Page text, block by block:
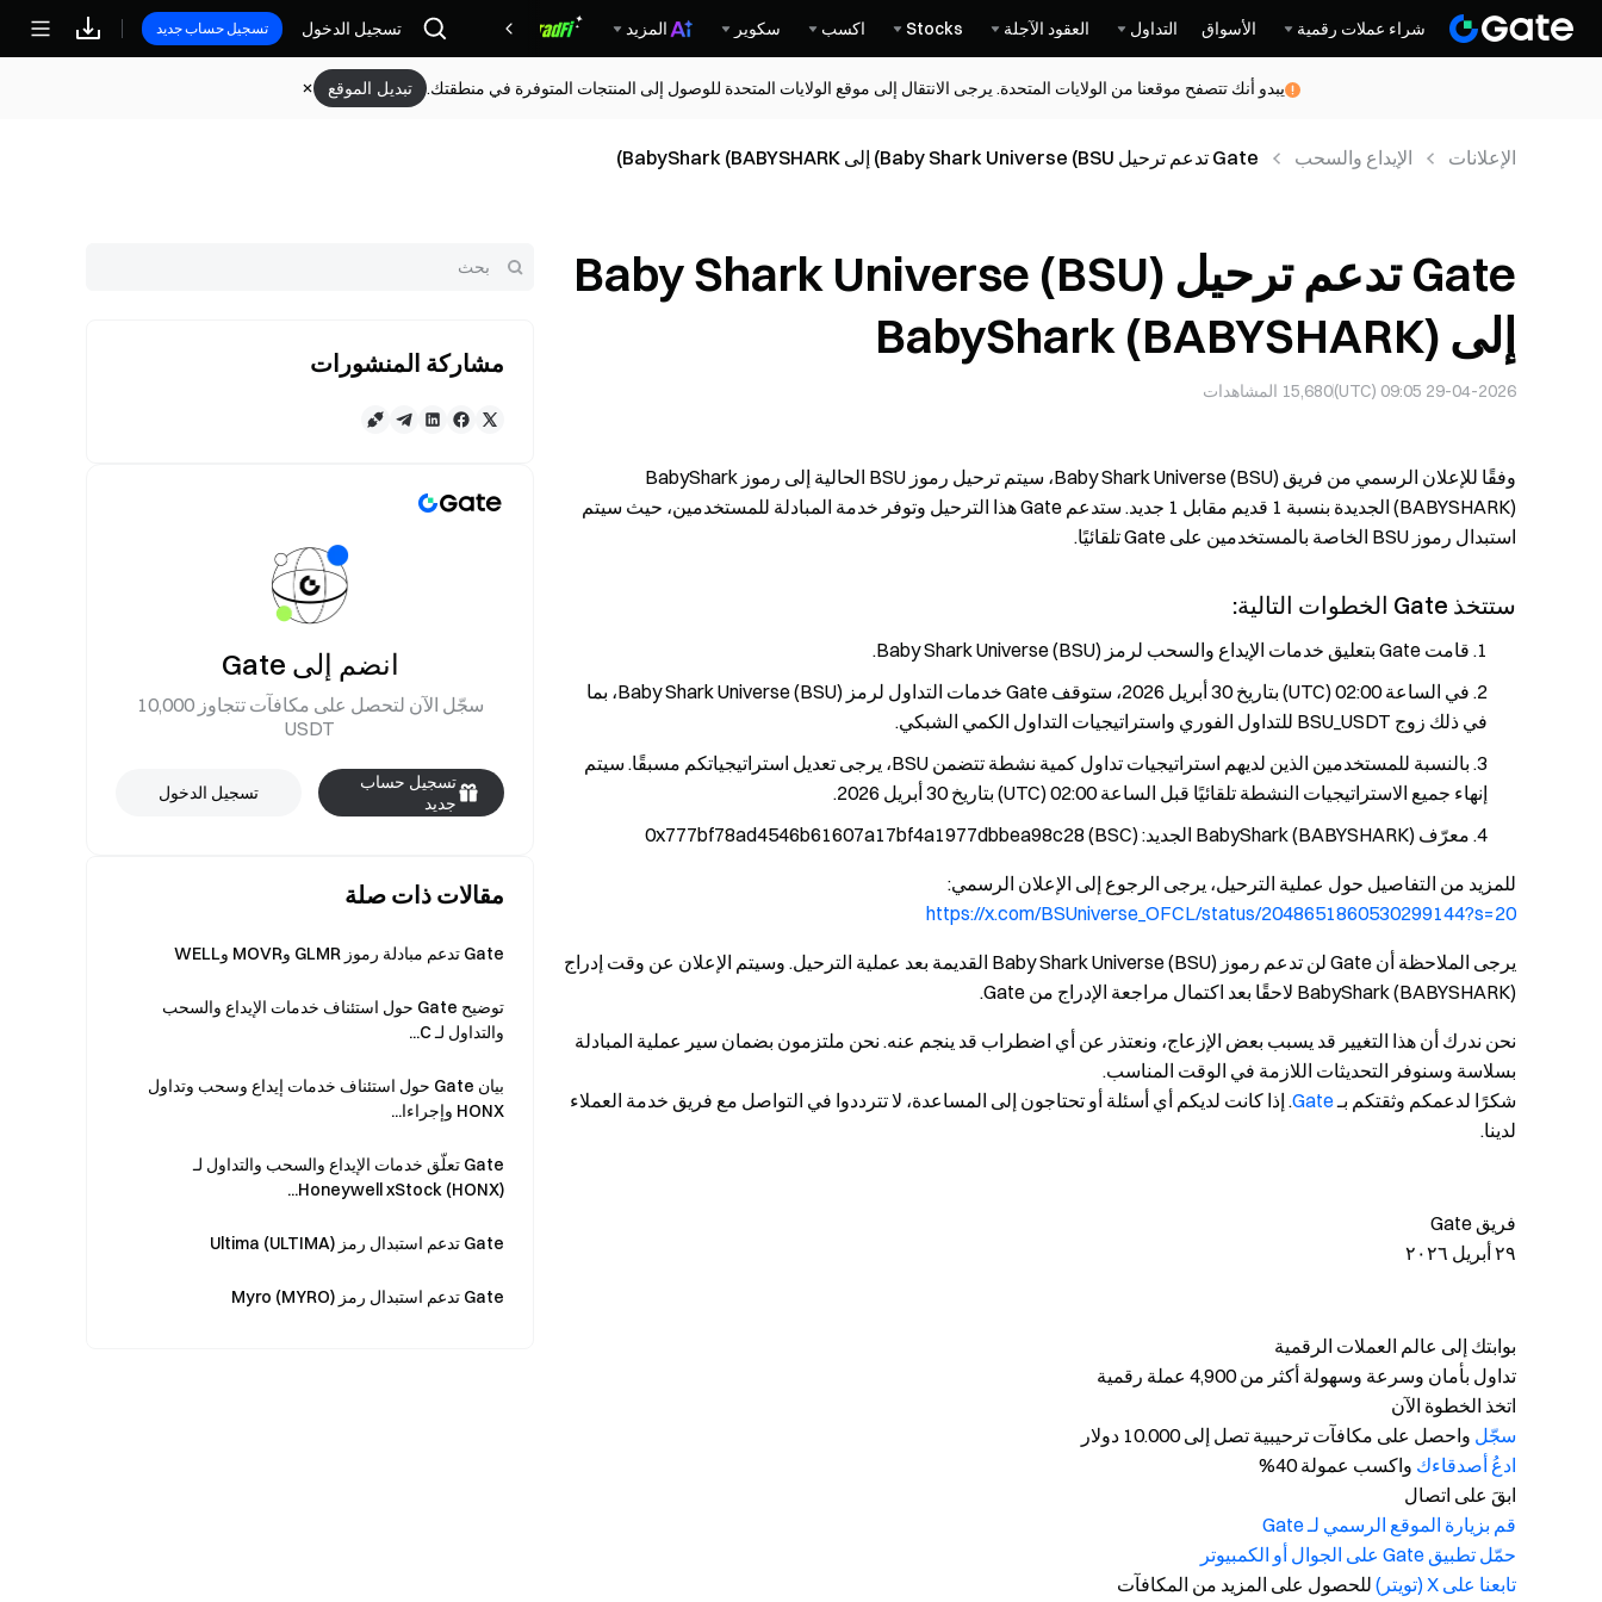
شراء عملات رقمية الأسواق التداول العقود الآجلة Stocks اكسب سكوير المزيد مكافآتتسجيل الدخول تسجيل حساب جديد
يبدو أنك تتصفح موقعنا من الولايات المتحدة. يرجى الانتقال إلى موقع الولايات المتحدة للوصول إلى المنتجات المتوفرة في منطقتك. تبديل الموقع
الإعلانات الإيداع والسحب Gate تدعم ترحيل Baby Shark Universe (BSU) إلى BabyShark (BABYSHARK)
Gate تدعم ترحيل Baby Shark Universe (BSU)
إلى BabyShark (BABYSHARK)
29-04-2026 09:05 (UTC)
15,680 المشاهدات
وفقًا للإعلان الرسمي من فريق Baby Shark Universe (BSU)، سيتم ترحيل رموز BSU الحالية إلى رموز BabyShark
(BABYSHARK) الجديدة بنسبة 1 قديم مقابل 1 جديد. ستدعم Gate هذا الترحيل وتوفر خدمة المبادلة للمستخدمين، حيث سيتم
استبدال رموز BSU الخاصة بالمستخدمين على Gate تلقائيًا.
ستتخذ Gate الخطوات التالية:
قامت Gate بتعليق خدمات الإيداع والسحب لرمز Baby Shark Universe (BSU).
في الساعة 02:00 (UTC) بتاريخ 30 أبريل 2026، ستوقف Gate خدمات التداول لرمز Baby Shark Universe (BSU)، بما
في ذلك زوج BSU_USDT للتداول الفوري واستراتيجيات التداول الكمي الشبكي.
بالنسبة للمستخدمين الذين لديهم استراتيجيات تداول كمية نشطة تتضمن BSU، يرجى تعديل استراتيجياتكم مسبقًا. سيتم
إنهاء جميع الاستراتيجيات النشطة تلقائيًا قبل الساعة 02:00 (UTC) بتاريخ 30 أبريل 2026.
معرّف BabyShark (BABYSHARK) الجديد: 0x777bf78ad4546b61607a17bf4a1977dbbea98c28 (BSC)
للمزيد من التفاصيل حول عملية الترحيل، يرجى الرجوع إلى الإعلان الرسمي:
https://x.com/BSUniverse_OFCL/status/2048651860530299144?s=20
يرجى الملاحظة أن Gate لن تدعم رموز Baby Shark Universe (BSU) القديمة بعد عملية الترحيل. وسيتم الإعلان عن وقت إدراج
BabyShark (BABYSHARK) لاحقًا بعد اكتمال مراجعة الإدراج من Gate.
نحن ندرك أن هذا التغيير قد يسبب بعض الإزعاج، ونعتذر عن أي اضطراب قد ينجم عنه. نحن ملتزمون بضمان سير عملية المبادلة
بسلاسة وسنوفر التحديثات اللازمة في الوقت المناسب.
شكرًا لدعمكم وثقتكم بـGate. إذا كانت لديكم أي أسئلة أو تحتاجون إلى المساعدة، لا تترددوا في التواصل مع فريق خدمة العملاء
لدينا.
فريق Gate
٢٩ أبريل ٢٠٢٦
بوابتك إلى عالم العملات الرقمية
تداول بأمان وسرعة وسهولة أكثر من 4,900 عملة رقمية
اتخذ الخطوة الآن
سجّل واحصل على مكافآت ترحيبية تصل إلى 10.000 دولار
ادعُ أصدقاءك واكسب عمولة 40%
ابقَ على اتصال
قم بزيارة الموقع الرسمي لـ Gate
حمّل تطبيق Gate على الجوال أو الكمبيوتر
تابعنا على X (تويتر)
للحصول على المزيد من المكافآت
مشاركة المنشورات
انضم إلى Gate
سجّل الآن لتحصل على مكافآت تتجاوز 10,000
USDT
تسجيل حساب
جديد
تسجيل الدخول
مقالات ذات صلة
Gate تدعم مبادلة رموز GLMR وMOVR وWELL
توضيح Gate حول استئناف خدمات الإيداع والسحب
والتداول لـ C...
بيان Gate حول استئناف خدمات إيداع وسحب وتداول
HONX وإجراءا...
Gate تعلّق خدمات الإيداع والسحب والتداول لـ
Honeywell xStock (HONX)...
Gate تدعم استبدال رمز Ultima (ULTIMA)
Gate تدعم استبدال رمز Myro (MYRO)